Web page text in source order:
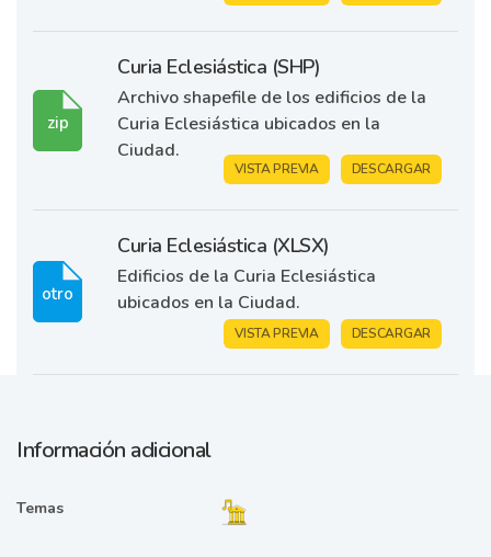
DESCARGAR
VISTA PREVIA
Curia Eclesiástica (SHP)
Archivo shapefile de los edificios de la
Curia Eclesiástica ubicados en la
Ciudad.
zip
DESCARGAR
VISTA PREVIA
Curia Eclesiástica (XLSX)
Edificios de la Curia Eclesiástica
ubicados en la Ciudad.
otro
Información adicional
Temas